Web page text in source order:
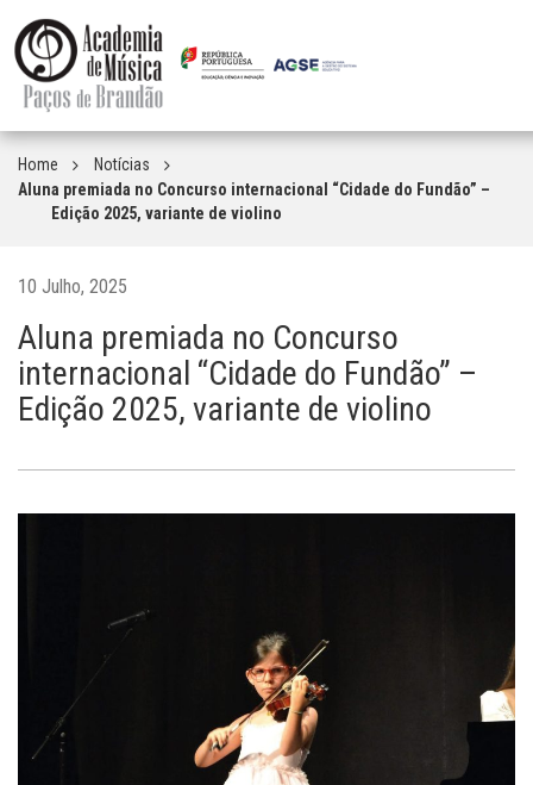
Home
Notícias
Aluna premiada no Concurso internacional “Cidade do Fundão” –
Edição 2025, variante de violino
10 Julho, 2025
Aluna premiada no Concurso
internacional “Cidade do Fundão” –
Edição 2025, variante de violino